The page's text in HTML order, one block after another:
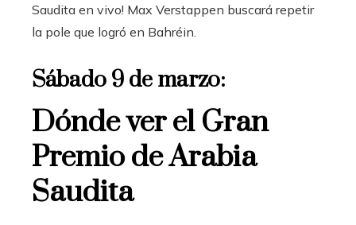
Saudita en vivo! Max Verstappen buscará repetir
la pole que logró en Bahréin.
Sábado 9 de marzo:
Dónde ver el Gran
Premio de Arabia
Saudita